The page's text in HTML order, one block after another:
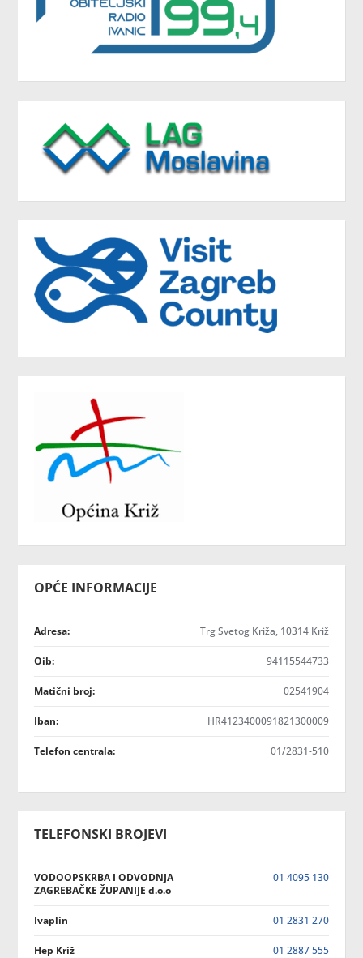
OPĆE INFORMACIJE
Adresa: Trg Svetog Križa, 10314 Križ
Oib: 94115544733
Matični broj: 02541904
Iban: HR4123400091821300009
Telefon centrala: 01/2831-510
TELEFONSKI BROJEVI
VODOOPSKRBA I ODVODNJA
ZAGREBAČKE ŽUPANIJE d.o.o
01 4095 130
Ivaplin 01 2831 270
Hep Križ 01 2887 555